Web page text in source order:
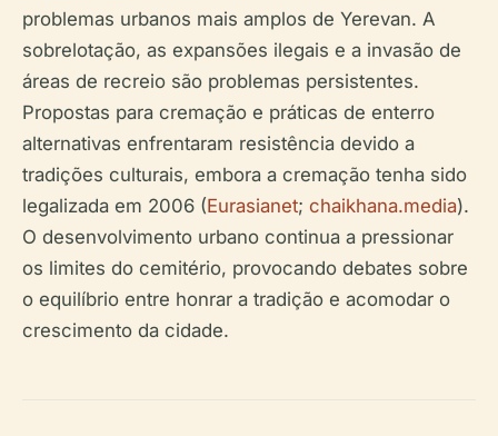
problemas urbanos mais amplos de Yerevan. A
sobrelotação, as expansões ilegais e a invasão de
áreas de recreio são problemas persistentes.
Propostas para cremação e práticas de enterro
alternativas enfrentaram resistência devido a
tradições culturais, embora a cremação tenha sido
legalizada em 2006 (Eurasianet; chaikhana.media).
O desenvolvimento urbano continua a pressionar
os limites do cemitério, provocando debates sobre
o equilíbrio entre honrar a tradição e acomodar o
crescimento da cidade.